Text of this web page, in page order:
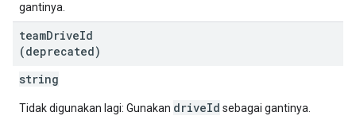
gantinya.
teamDriveId
(deprecated)
string
Tidak digunakan lagi: Gunakan driveId sebagai gantinya.